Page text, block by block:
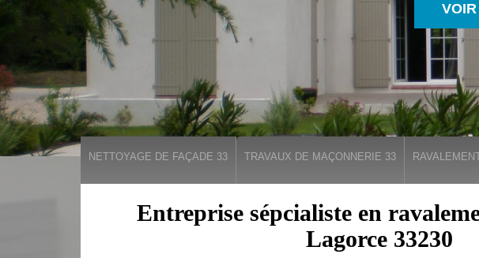
NETTOYAGE DE FAÇADE 33 TRAVAUX DE MAÇONNERIE 33
Entreprise sépcialiste en
Lagorce 33230